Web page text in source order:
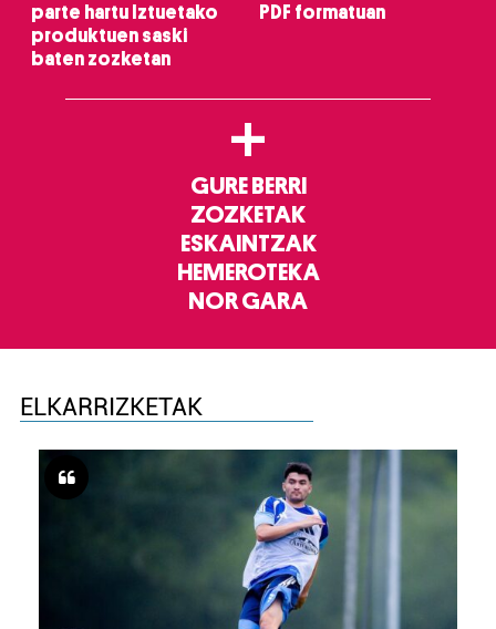
parte hartu Iztuetako
produktuen saski
baten zozketan
PDF formatuan
+
GURE BERRI
ZOZKETAK
ESKAINTZAK
HEMEROTEKA
NOR GARA
ELKARRIZKETAK